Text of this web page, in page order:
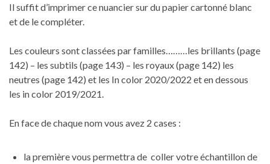
Il suffit d’imprimer ce nuancier sur du papier cartonné blanc
et de le compléter.
Les couleurs sont classées par familles………les brillants (page
142) – les subtils (page 143) – les royaux (page 142) les
neutres (page 142) et les In color 2020/2022 et en dessous
les in color 2019/2021.
En face de chaque nom vous avez 2 cases :
la première vous permettra de coller votre échantillon de